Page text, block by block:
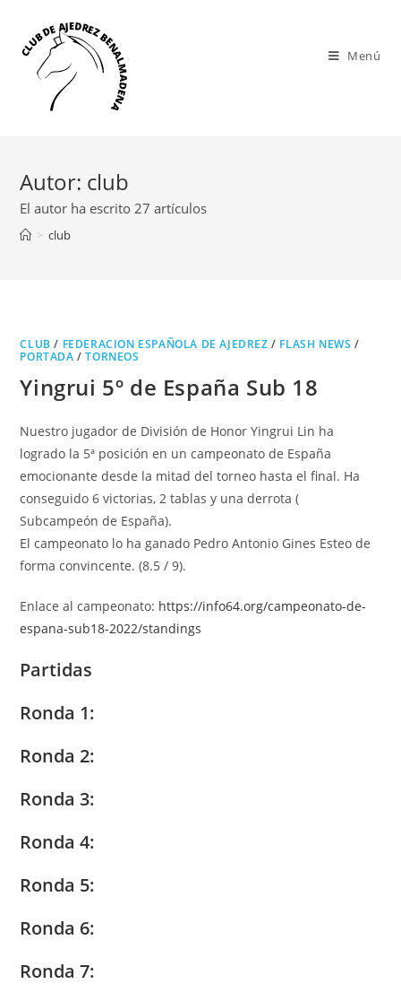
Menú
Autor: club
El autor ha escrito 27 artículos
> club
CLUB / FEDERACION ESPAÑOLA DE AJEDREZ / FLASH NEWS /
PORTADA /TORNEOS
Yingrui 5º de España Sub 18
Nuestro jugador de División de Honor Yingrui Lin ha
logrado la 5ª posición en un campeonato de España
emocionante desde la mitad del torneo hasta el final. Ha
conseguido 6 victorias, 2 tablas y una derrota (
Subcampeón de España).
El campeonato lo ha ganado Pedro Antonio Gines Esteo de
forma convincente. (8.5 / 9).
Enlace al campeonato: https://info64.org/campeonato-de-
espana-sub18-2022/standings
Partidas
Ronda 1:
Ronda 2:
Ronda 3:
Ronda 4:
Ronda 5:
Ronda 6:
Ronda 7: